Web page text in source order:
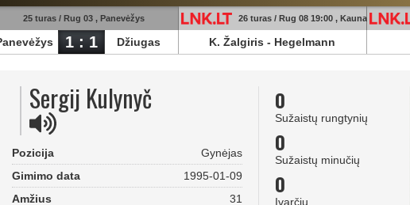
25 turas / Rug 03 , Panevėžys
1 : 1 Džiugas
26 turas / Rug 08 19:00 , Kaunas
K. Žalgiris - Hegelmann
Sergij Kulynyč
Pozicija
Gynėjas
Gimimo data
1995-01-09
Amžius
31
0
Sužaistų rungtynių
0
Sužaistų minučių
0
Įvarčių